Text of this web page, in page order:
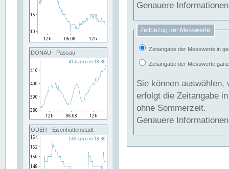
DONAU - Passau
ODER - Eisenhüttenstadt
Genauere
Zeitbezug der Messwerte:
Zeitangabe der Messwerte in
Zeitangabe der Messwerte
Sie können auswählen,
erfolgt die Zeitangabe
ohne Sommerzeit.
Genauere